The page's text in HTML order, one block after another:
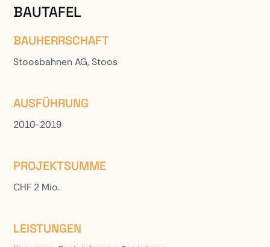
BAUTAFEL
BAUHERRSCHAFT
Stoosbahnen AG, Stoos
AUSFÜHRUNG
2010-2019
PROJEKTSUMME
CHF 2 Mio.
LEISTUNGEN